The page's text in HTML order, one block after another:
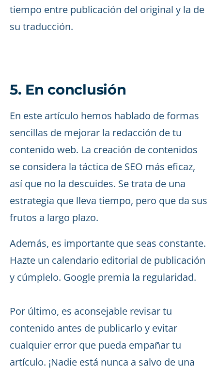
tiempo entre publicación del original y la de
su traducción.
5. En conclusión
En este artículo hemos hablado de formas
sencillas de mejorar la redacción de tu
contenido web. La creación de contenidos
se considera la táctica de SEO más eficaz,
así que no la descuides. Se trata de una
estrategia que lleva tiempo, pero que da sus
frutos a largo plazo.
Además, es importante que seas constante.
Hazte un calendario editorial de publicación
y cúmplelo. Google premia la regularidad.
Por último, es aconsejable revisar tu
contenido antes de publicarlo y evitar
cualquier error que pueda empañar tu
artículo. ¡Nadie está nunca a salvo de una